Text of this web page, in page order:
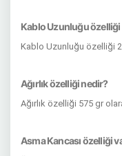
Kablo Uzunluğu
Kablo Uzunluğu özelliği
Ağırlık özelliği nedir?
Ağırlık özelliği 575 gr
Asma Kancası özelliği